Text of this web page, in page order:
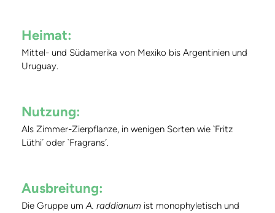
Heimat:
Mittel- und Südamerika von Mexiko bis Argentinien und
Uruguay.
Nutzung:
Als Zimmer-Zierpflanze, in wenigen Sorten wie `Fritz
Lüthi´ oder `Fragrans´.
Ausbreitung:
Die Gruppe umA. raddianum ist monophyletisch und